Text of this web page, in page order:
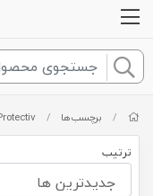
/ برچسب‌ها /
ترتیب